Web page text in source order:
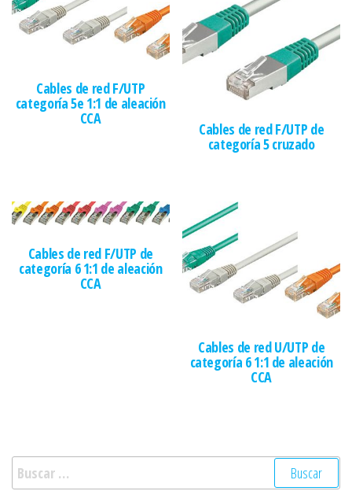
Cables de red F/UTP
categoría 5e 1:1 de aleación
CCA
Cables de red F/UTP de
categoría 5 cruzado
Cables de red F/UTP de
categoría 6 1:1 de aleación
CCA
Cables de red U/UTP de
categoría 6 1:1 de aleación
CCA
Buscar: